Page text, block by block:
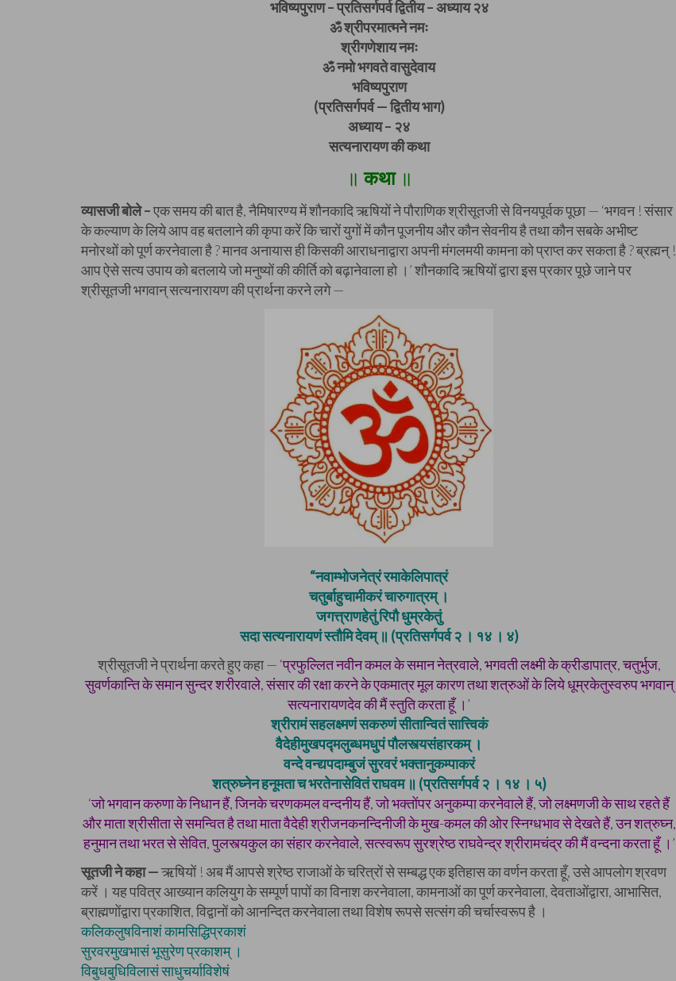
भविष्यपुराण – प्रतिसर्गपर्व द्वितीय – अध्याय २४
ॐ श्रीपरमात्मने नमः
श्रीगणेशाय नमः
ॐ नमो भगवते वासुदेवाय
भविष्यपुराण
(प्रतिसर्गपर्व — द्वितीय भाग)
अध्याय – २४
सत्यनारायण की कथा
॥ कथा ॥
व्यासजी बोले –एक समय की बात है, नैमिषारण्य में शौनकादि ऋषियों ने पौराणिक श्रीसूतजी से विनयपूर्वक पूछा — ‘भगवन ! संसार
के कल्याण के लिये आप वह बतलाने की कृपा करें कि चारों युगों में कौन पूजनीय और कौन सेवनीय है तथा कौन सबके अभीष्ट
मनोरथों को पूर्ण करनेवाला है ? मानव अनायास ही किसकी आराधनाद्वारा अपनी मंगलमयी कामना को प्राप्त कर सकता है ? ब्रह्मन् !
आप ऐसे सत्य उपाय को बतलाये जो मनुष्यों की कीर्ति को बढ़ानेवाला हो ।’ शौनकादि ऋषियों द्वारा इस प्रकार पूछे जाने पर
श्रीसूतजी भगवान् सत्यनारायण की प्रार्थना करने लगे —
“नवाम्भोजनेत्रं रमाकेलिपात्रं
चतुर्बाहुचामीकरं चारुगात्रम् ।
जगत्त्राणहेतुं रिपौ धुम्रकेतुं
सदा सत्यनारायणं स्तौमि देवम् ॥ (प्रतिसर्गपर्व २ । १४ । ४)
श्रीसूतजी ने प्रार्थना करते हुए कहा — ‘प्रफुल्लित नवीन कमल के समान नेत्रवाले, भगवती लक्ष्मी के क्रीडापात्र, चतुर्भुज,
सुवर्णकान्ति के समान सुन्दर शरीरवाले, संसार की रक्षा करने के एकमात्र मूल कारण तथा शत्रुओं के लिये धूम्रकेतुस्वरुप भगवान्
सत्यनारायणदेव की मैं स्तुति करता हूँ ।’
श्रीरामं सहलक्ष्मणं सकरुणं सीतान्वितं सात्त्विकं
वैदेहीमुखपद्मलुब्धमधुपं पौलस्त्यसंहारकम् ।
वन्दे वन्द्यपदाम्बुजं सुरवरं भक्तानुकम्पाकरं
शत्रुघ्नेन हनूमता च भरतेनासेवितं राघवम ॥ (प्रतिसर्गपर्व २ । १४ । ५)
‘जो भगवान करुणा के निधान हैं, जिनके चरणकमल वन्दनीय हैं, जो भक्तोंपर अनुकम्पा करनेवाले हैं, जो लक्ष्मणजी के साथ रहते हैं
और माता श्रीसीता से समन्वित है तथा माता वैदेही श्रीजनकनन्दिनीजी के मुख-कमल की ओर स्निग्धभाव से देखते हैं, उन शत्रुघ्न,
हनुमान तथा भरत से सेवित, पुलस्त्यकुल का संहार करनेवाले, सत्स्वरूप सुरश्रेष्ठ राघवेन्द्र श्रीरामचंद्र की मैं वन्दना करता हूँ ।’
सूतजी ने कहा —ऋषियों ! अब मैं आपसे श्रेष्ठ राजाओं के चरित्रों से सम्बद्ध एक इतिहास का वर्णन करता हूँ, उसे आपलोग श्रवण
करें । यह पवित्र आख्यान कलियुग के सम्पूर्ण पापों का विनाश करनेवाला, कामनाओं का पूर्ण करनेवाला, देवताओंद्वारा, आभासित,
ब्राह्मणोंद्वारा प्रकाशित, विद्वानों को आनन्दित करनेवाला तथा विशेष रूपसे सत्संग की चर्चास्वरूप है ।
कलिकलुषविनाशं कामसिद्धिप्रकाशं
सुरवरमुखभासं भूसुरेण प्रकाशम् ।
विबुधबुधिविलासं साधुचर्याविशेषं